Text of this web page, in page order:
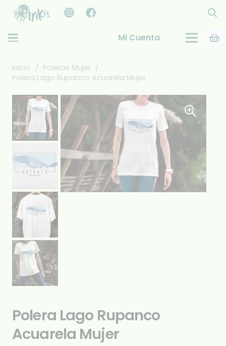
Mi Cuenta
Inicio / Poleras Mujer /
Polera Lago Rupanco Acuarela Mujer
Polera Lago Rupanco
Acuarela Mujer